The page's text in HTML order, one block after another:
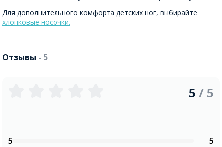
Для дополнительного комфорта детских ног, выбирайте
хлопковые носочки.
Отзывы - 5
5 / 5
5
5